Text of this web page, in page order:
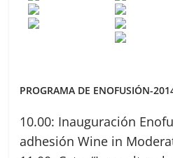
PROGRAMA DE ENOFUSIÓN-
10.00: Inauguración
adhesión Wine in